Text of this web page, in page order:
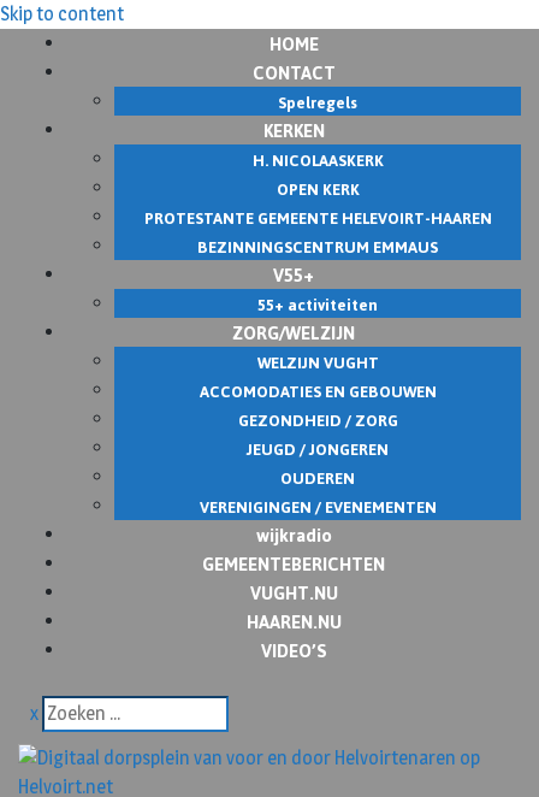
Skip to content
HOME
CONTACT
Spelregels
KERKEN
H. NICOLAASKERK
OPEN KERK
PROTESTANTE GEMEENTE HELEVOIRT-HAAREN
BEZINNINGSCENTRUM EMMAUS
V55+
55+ activiteiten
ZORG/WELZIJN
WELZIJN VUGHT
ACCOMODATIES EN GEBOUWEN
GEZONDHEID / ZORG
JEUGD / JONGEREN
OUDEREN
VERENIGINGEN / EVENEMENTEN
wijkradio
GEMEENTEBERICHTEN
VUGHT.NU
HAAREN.NU
VIDEO’S
x